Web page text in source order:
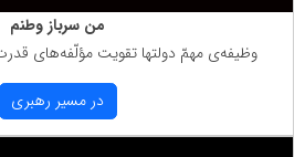
من سرباز وطنم
وظیفه‌ی مهمّ دولتها تقویت مؤلّفه‌های
در مسیر رهبری